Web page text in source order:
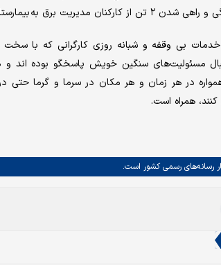
برق به بیمارستان شد.
خدمات بی وقفه و شبانه روزی کارگرانی که با
مسئولیت‌های سنگین خویش پاسخگو بوده اند و
در هر زمان و هر مکان در سرما و گرما حتی
همراه است.
رسانه‌های رسمی کشور است.